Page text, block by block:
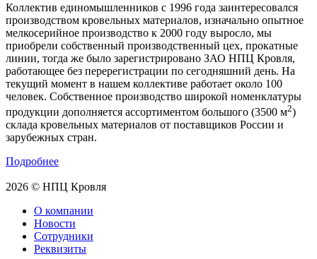
Коллектив единомышленников с 1996 года заинтересовался
производством кровельных материалов, изначально опытное
мелкосерийное производство к 2000 году выросло, мы
приобрели собственный производственный цех, прокатные
линии, тогда же было зарегистрировано ЗАО НПЦ Кровля,
работающее без перерегистрации по сегодняшний день. На
текущий момент в нашем коллективе работает около 100
человек. Собственное производство широкой номенклатуры
продукции дополняется ассортиментом большого (3500 м2)
склада кровельных материалов от поставщиков России и
зарубежных стран.
Подробнее
2026 © НПЦ Кровля
О компании
Новости
Сотрудники
Реквизиты